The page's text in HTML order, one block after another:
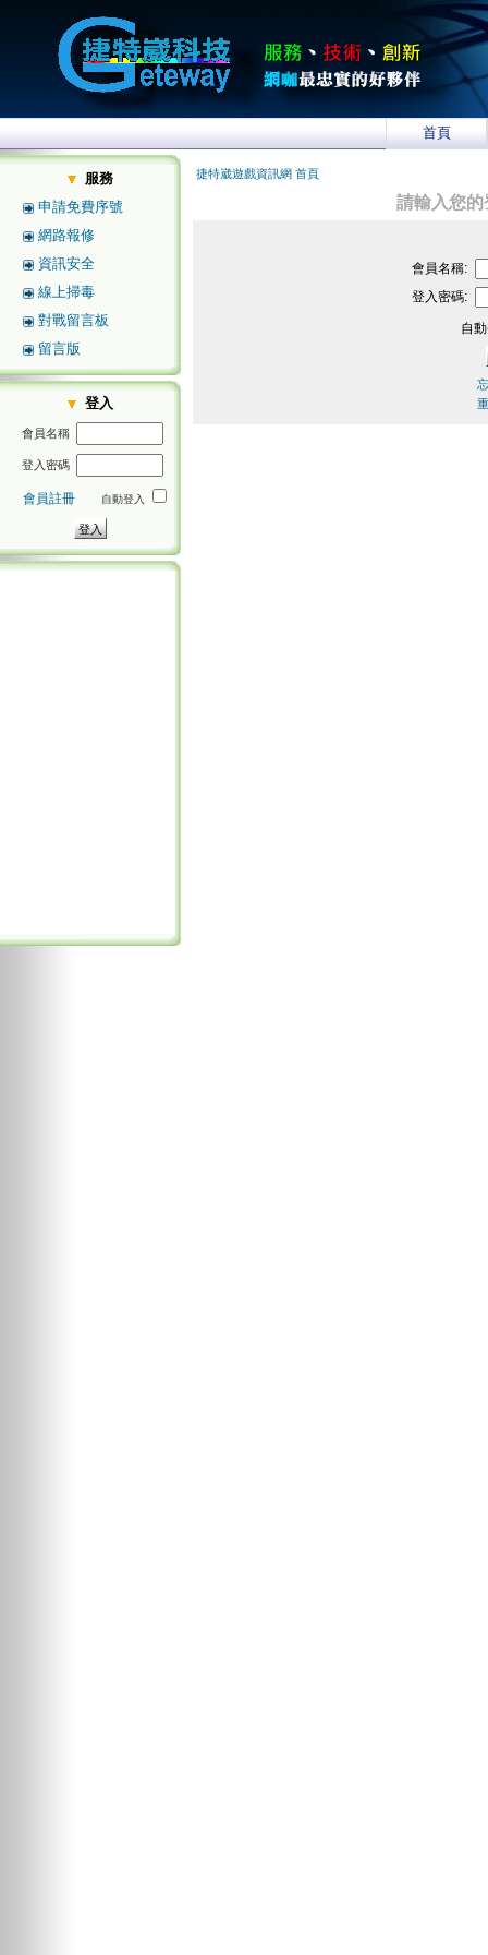
首頁
服務
申請免費序號
網路報修
資訊安全
線上掃毒
對戰留言板
留言版
登入
會員名稱
登入密碼
會員註冊 自動登入
捷特崴遊戲資訊網 首頁
請輸入您
會員名稱:
登入密碼:
自